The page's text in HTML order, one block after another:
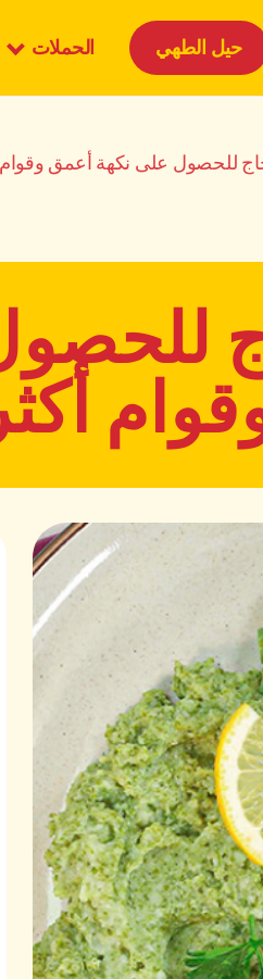
حيل الطهي الحملات
للحصول على نكهة أعمق